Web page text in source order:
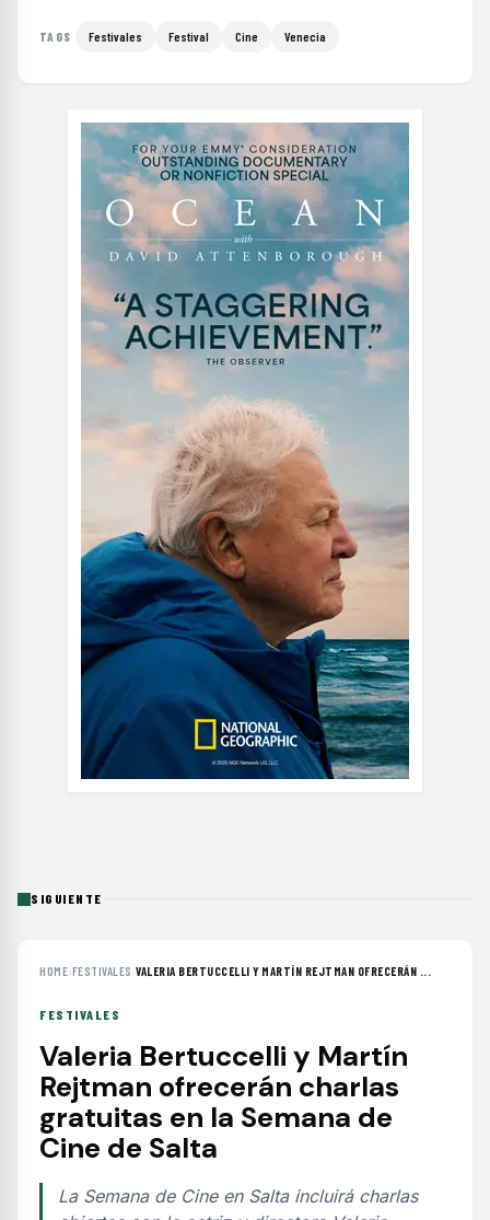
TAGS Festivales Festival Cine Venecia
SIGUIENTE
HOME›FESTIVALES ›VALERIA BERTUCCELLI Y MARTÍN REJTMAN OFRECERÁN ...
FESTIVALES
Valeria Bertuccelli y Martín
Rejtman ofrecerán charlas
gratuitas en la Semana de
Cine de Salta
La Semana de Cine en Salta incluirá charlas